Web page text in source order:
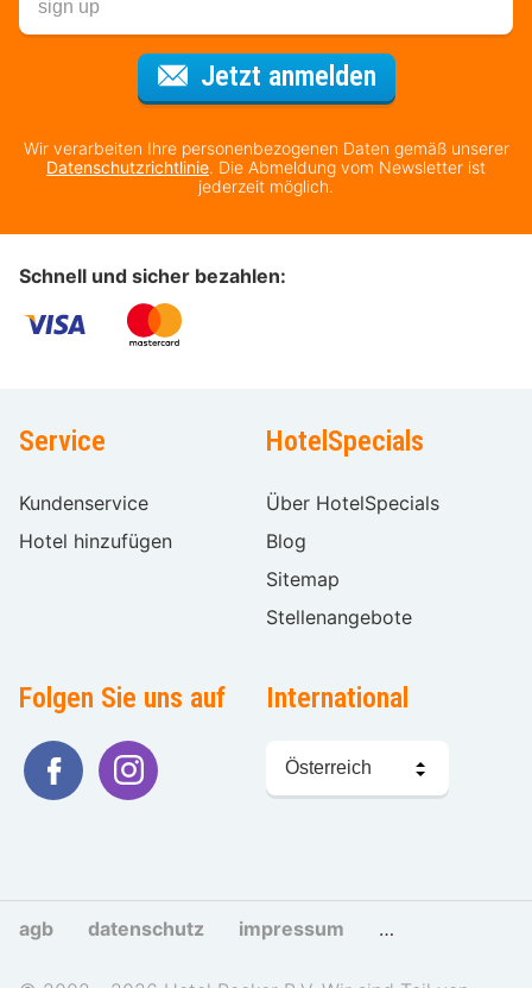
Jetzt anmeldenFür den
Wir verarbeiten Ihre personenbezogenen Daten gemäß unserer
Datenschutzrichtlinie. Die Abmeldung vom Newsletter ist
jederzeit möglich.
Schnell und sicher bezahlen:
Service
Kundenservice
Hotel hinzufügen
HotelSpecials
Über HotelSpecials
Blog
Sitemap
Stellenangebote
Folgen Sie uns auf International
Sprache
wählen
agb datenschutz impressum cookies und